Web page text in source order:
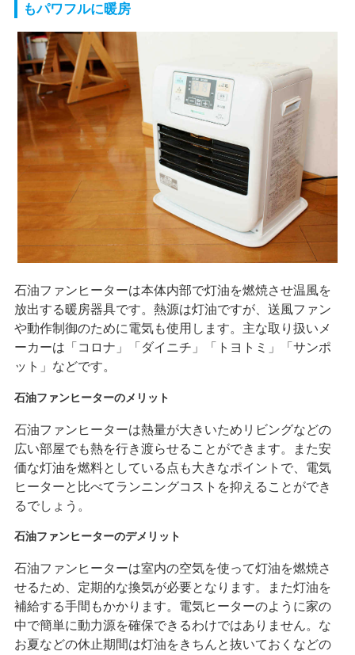
もパワフルに暖房
石油ファンヒーターは本体内部で灯油を燃焼させ温風を
放出する暖房器具です。熱源は灯油ですが、送風ファン
や動作制御のために電気も使用します。主な取り扱いメ
ーカーは「コロナ」「ダイニチ」「トヨトミ」「サンポ
ット」などです。
石油ファンヒーターのメリット
石油ファンヒーターは熱量が大きいためリビングなどの
広い部屋でも熱を行き渡らせることができます。また安
価な灯油を燃料としている点も大きなポイントで、電気
ヒーターと比べてランニングコストを抑えることができ
るでしょう。
石油ファンヒーターのデメリット
石油ファンヒーターは室内の空気を使って灯油を燃焼さ
せるため、定期的な換気が必要となります。また灯油を
補給する手間もかかります。電気ヒーターのように家の
中で簡単に動力源を確保できるわけではありません。な
お夏などの休止期間は灯油をきちんと抜いておくなどの